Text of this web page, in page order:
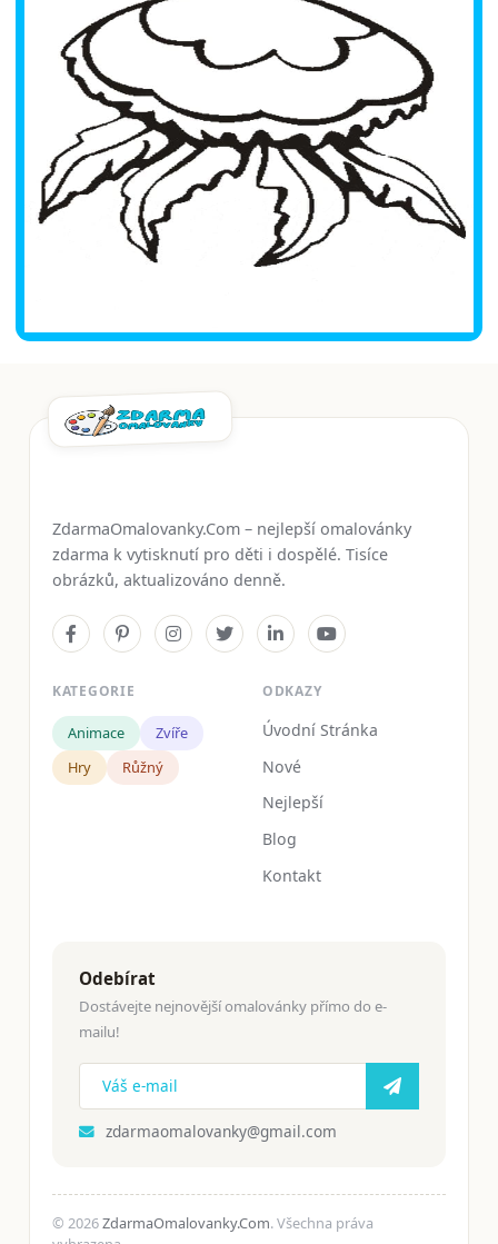
ZdarmaOmalovanky.Com – nejlepší omalovánky
zdarma k vytisknutí pro děti i dospělé. Tisíce
obrázků, aktualizováno denně.
KATEGORIE
Animace
Zvíře
Hry
Růžný
ODKAZY
Úvodní Stránka
Nové
Nejlepší
Blog
Kontakt
Odebírat
Dostávejte nejnovější omalovánky přímo do e-
mailu!
zdarmaomalovanky@gmail.com
© 2026ZdarmaOmalovanky.Com. Všechna práva